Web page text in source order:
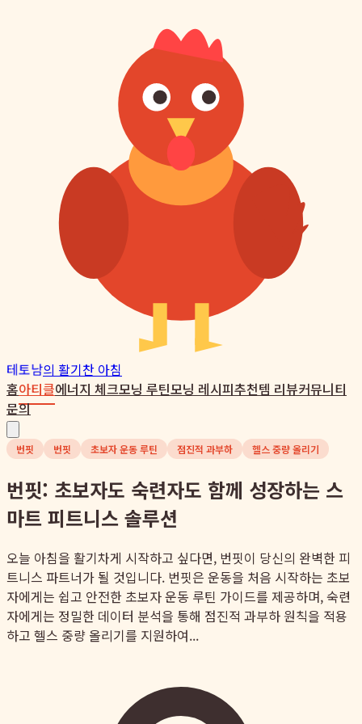
테토남의 활기찬 아침
홈아티클에너지 체크모닝 루틴모닝 레시피추천템 리뷰커뮤니티
문의
번핏 번핏 초보자 운동 루틴 점진적 과부하 헬스 중량 올리기
번핏: 초보자도 숙련자도 함께 성장하는 스
마트 피트니스 솔루션
오늘 아침을 활기차게 시작하고 싶다면, 번핏이 당신의 완벽한 피
트니스 파트너가 될 것입니다. 번핏은 운동을 처음 시작하는 초보
자에게는 쉽고 안전한 초보자 운동 루틴 가이드를 제공하며, 숙련
자에게는 정밀한 데이터 분석을 통해 점진적 과부하 원칙을 적용
하고 헬스 중량 올리기를 지원하여...